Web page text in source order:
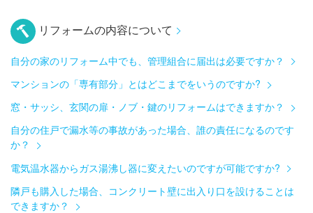
リフォームの内容について
自分の家のリフォーム中でも、管理組合に届出は必要ですか？
マンションの「専有部分」とはどこまでをいうのですか?
窓・サッシ、玄関の扉・ノブ・鍵のリフォームはできますか？
自分の住戸で漏水等の事故があった場合、誰の責任になるのです
か？
電気温水器からガス湯沸し器に変えたいのですが可能ですか?
隣戸も購入した場合、コンクリート壁に出入り口を設けることは
できますか？